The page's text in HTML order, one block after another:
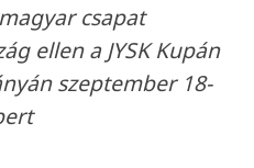
csapat
ellen a JYSK Kupán
szeptember 18-